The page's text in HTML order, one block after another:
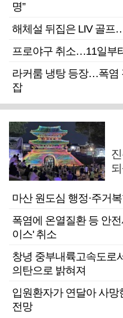
명”
해체설 뒤집은 LIV 골프
프로야구 취소…11일부
라커룸 냉탕 등장…폭염
잡
마산 원도심 행정·주거
폭염에 온열질환 등 안
이스' 취소
창녕 중부내륙고속도로
의탄으로 밝혀져
입원환자가 연달아 사망
전망